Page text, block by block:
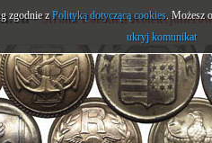
- Strona Polskich
zgodnie zPolityką dotyczącą cookies. Możesz
ukryj komunikat